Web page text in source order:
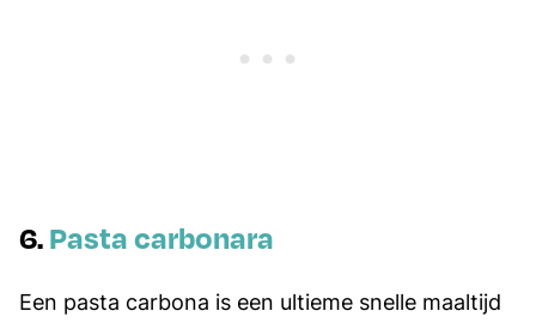
6.Pasta carbonara
Een pasta carbona is een ultieme snelle maaltijd